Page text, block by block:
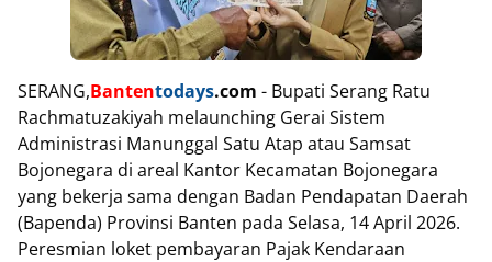
SERANG,Bantentodays.com - Bupati Serang Ratu
Rachmatuzakiyah melaunching Gerai Sistem
Administrasi Manunggal Satu Atap atau Samsat
Bojonegara di areal Kantor Kecamatan Bojonegara
yang bekerja sama dengan Badan Pendapatan Daerah
(Bapenda) Provinsi Banten pada Selasa, 14 April 2026.
Peresmian loket pembayaran Pajak Kendaraan